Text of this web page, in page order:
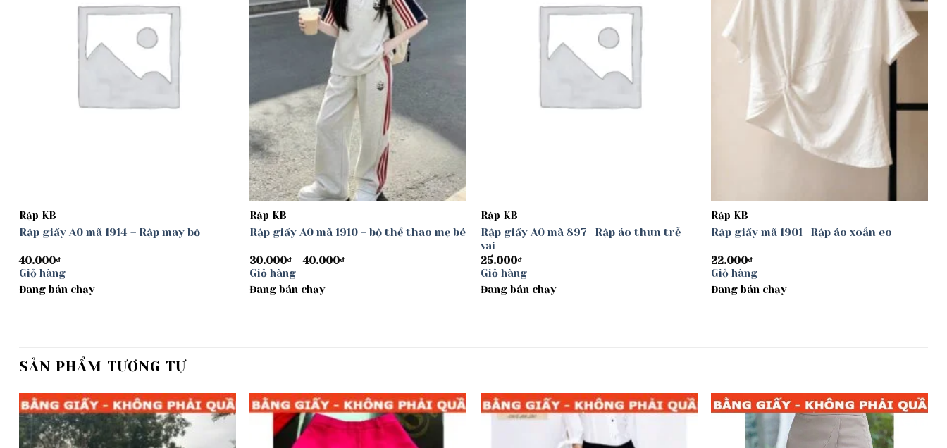
Rập KB
Rập giấy A0 mã 1914 – Rập may bộ
40.000₫
Giỏ hàng
Đang bán chạy
Rập KB
Rập giấy A0 mã 1910 – bộ thể thao mẹ bé
30.000₫ – 40.000₫Khoảng
Giỏ hàng
Đang bán chạy
Rập KB
Rập giấy A0 mã 897 -Rập áo thun trễ
vai
25.000₫
Giỏ hàng
Đang bán chạy
Rập KB
Rập giấy mã 1901- Rập áo xoắn eo
22.000₫
Giỏ hàng
Đang bán chạy
SẢN PHẨM TƯƠNG TỰ
Add to
Add to
wishlist